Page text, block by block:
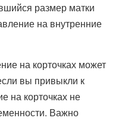
размер матки
на внутренние
на корточках может
вы привыкли к
на корточках не
Важно